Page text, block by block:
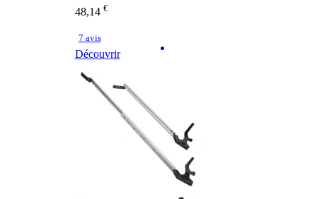
48,14 €
7 avis
Découvrir